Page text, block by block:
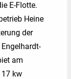
E-Flotte.
Heine
der
am
kw